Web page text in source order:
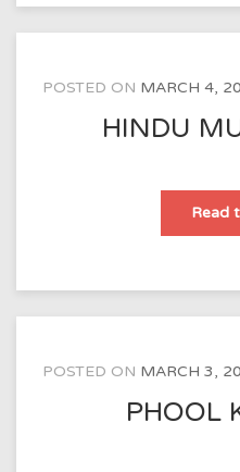
POSTED ON MARCH 4,
HINDU
Read
POSTED ON MARCH 3,
PHOOL